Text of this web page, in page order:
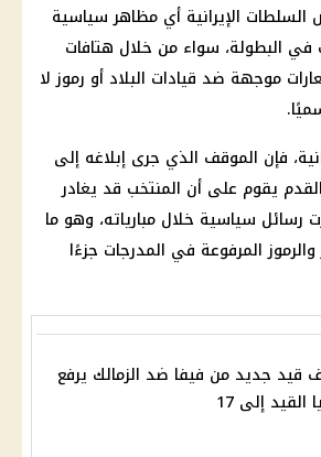
السلطات الإيرانية أي مظاهر سياسية
في البطولة، سواء من خلال هتافات
موجهة ضد قيادات البلاد أو رموز لا
فإن الموقف الذي جرى إبلاغه إلى
يقوم على أن المنتخب قد يغادر
رسائل سياسية خلال مبارياته، وهو ما
المرفوعة في المدرجات جزءًا
قيد جديد من فيفا ضد الزمالك يرفع
القيد إلى 17